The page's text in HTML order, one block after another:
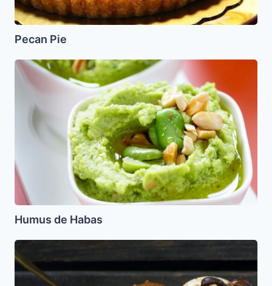
Pecan Pie
Humus
Humus de Habas
Adafina
vegetariana